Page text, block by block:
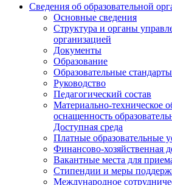
Сведения об образовательной
Основные сведения
Структура и органы
организацией
Документы
Образование
Образовательные
Руководство
Педагогический состав
Материально-техническое
оснащенность
Доступная среда
Платные образовательные
Финансово-хозяйственная
Вакантные места для
Стипендии и меры
Международное